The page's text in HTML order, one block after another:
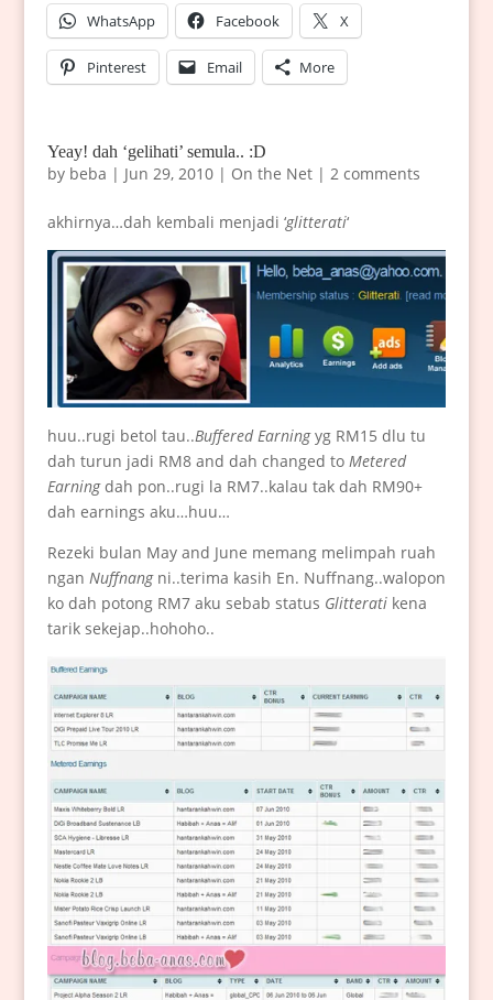
WhatsApp Facebook X
Pinterest Email More
Yeay! dah ‘gelihati’ semula.. :D
by beba | Jun 29, 2010| On the Net| 2 comments
akhirnya…dah kembali menjadi ‘glitterati‘
huu..rugi betol tau..Buffered Earningyg RM15 dlu tu
dah turun jadi RM8 and dah changed to Metered
Earningdah pon..rugi la RM7..kalau tak dah RM90+
dah earnings aku…huu…
Rezeki bulan May and June memang melimpah ruah
ngan Nuffnangni..terima kasih En. Nuffnang..walopon
ko dah potong RM7 aku sebab status Glitteratikena
tarik sekejap..hohoho..